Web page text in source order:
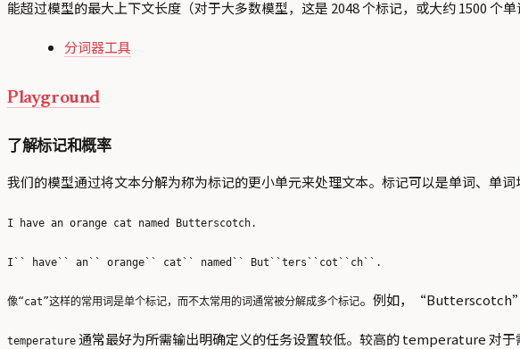
能超过模型的最大上下文长度（对于大多数模型，这是 2048 个标记，或大约 1500 个单
分词器工具
Playground
了解标记和概率
我们的模型通过将文本分解为称为标记的更小单元来处理文本。标记可以是单词、单
I have an orange cat named Butterscotch.
I`` have`` an`` orange`` cat`` named`` But``ters``cot``ch``.
像“cat”这样的常用词是单个标记，而不太常用的词通常被分解成多个标记。例如，
temperature 通常最好为所需输出明确定义的任务设置较低。较高的 temperature 对于